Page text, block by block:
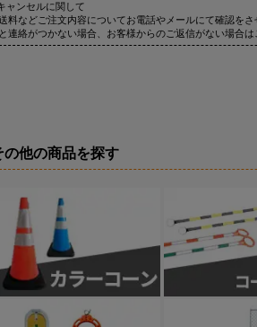
ャンセルに関して
料などご注文内容についてお電話やメールにて確認を
連絡がつかない場合、お客様からのご返信がない場合
の他の商品を探す